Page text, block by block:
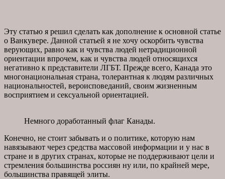
Эту статью я решил сделать как дополнение к основной статье
о Ванкувере. Данной статьей я не хочу оскорбить чувства
верующих, равно как и чувства людей нетрадиционной
ориентации впрочем, как и чувства людей относящихся
негативно к представители ЛГБТ. Прежде всего, Канада это
многонациональная страна, толерантная к людям различных
национальностей, вероисповеданий, своим жизненным
восприятием и сексуальной ориентацией.
Немного доработанный флаг Канады.
Конечно, не стоит забывать и о политике, которую нам
навязывают через средства массовой информации и у нас в
стране и в других странах, которые не поддерживают цели и
стремления большинства россиян ну или, по крайней мере,
большинства правящей элиты.